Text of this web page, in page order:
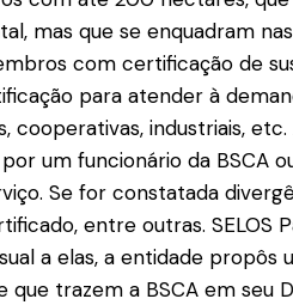
mas que se enquadram
com certificação de
para atender à
cooperativas, industriais,
um funcionário da BSCA
Se for constatada
entre outras. SELOS
a elas, a entidade propôs
que trazem a BSCA em seu